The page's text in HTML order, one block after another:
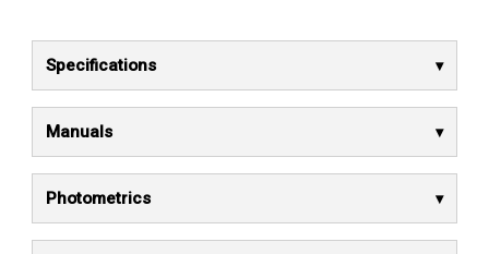
Specifications
Manuals
Photometrics